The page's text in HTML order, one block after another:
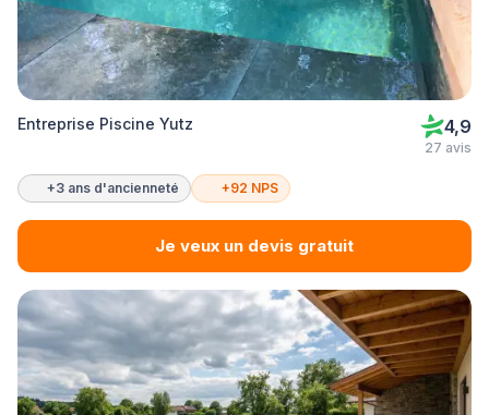
Entreprise Piscine Yutz 4,9
27 avis
+3 ans d'ancienneté +92 NPS
Je veux un devis gratuit